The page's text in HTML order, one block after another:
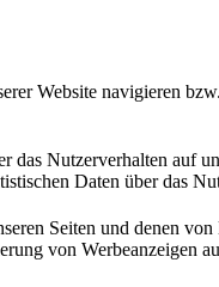
Website navigieren
das Nutzerverhalten auf
Daten über das
Seiten und denen
von Werbeanzeigen